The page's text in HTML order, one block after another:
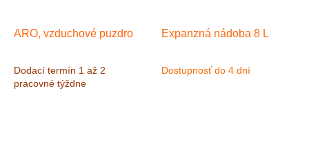
ARO, vzduchové puzdro
Dodací termín 1 až 2
pracovné týždne
Expanzná nádoba 8 L
Dostupnosť do 4 dní